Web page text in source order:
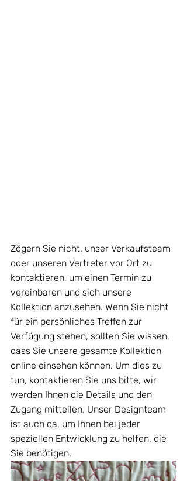
Zögern Sie nicht, unser Verkaufsteam
oder unseren Vertreter vor Ort zu
kontaktieren, um einen Termin zu
vereinbaren und sich unsere
Kollektion anzusehen. Wenn Sie nicht
für ein persönliches Treffen zur
Verfügung stehen, sollten Sie wissen,
dass Sie unsere gesamte Kollektion
online einsehen können. Um dies zu
tun, kontaktieren Sie uns bitte, wir
werden Ihnen die Details und den
Zugang mitteilen. Unser Designteam
ist auch da, um Ihnen bei jeder
speziellen Entwicklung zu helfen, die
Sie benötigen.